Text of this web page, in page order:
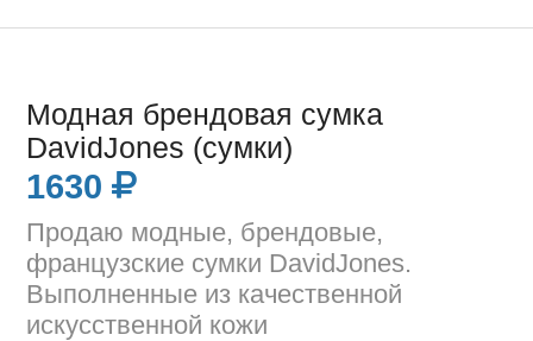
Модная брендовая сумка
DavidJones (сумки)
1630
Продаю модные, брендовые,
французские сумки DavidJones.
Выполненные из качественной
искусственной кожи